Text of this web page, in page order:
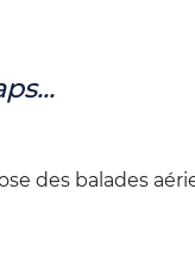
des balades